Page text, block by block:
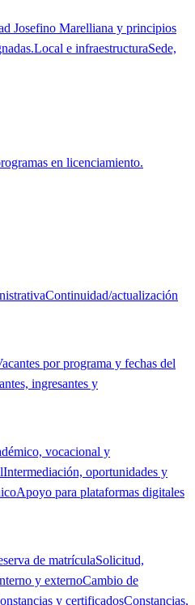
Josefino Marelliana y principios
Local e infraestructuraSede,
en licenciamiento.
Continuidad/actualización
por programa y fechas del
ingresantes y
vocacional y
Intermediación, oportunidades y
Apoyo para plataformas digitales
de matrículaSolicitud,
y externoCambio de
y certificadosConstancias,